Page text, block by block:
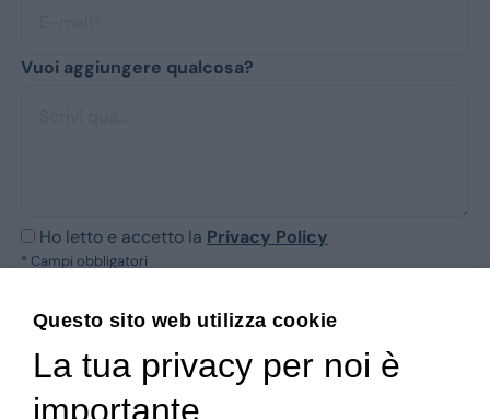
Vuoi aggiungere qualcosa?
Ho letto e accetto la Privacy Policy
* Campi obbligatori
Questo sito web utilizza cookie
La tua privacy per noi è
importante